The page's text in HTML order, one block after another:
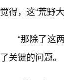
觉得，这“荒野
“那除了这
了关键的问题。